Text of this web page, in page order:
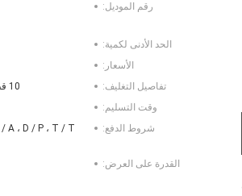
رقم الموديل:
الحد الأدنى لكمية:
الأسعار:
تفاصيل التغليف:
10 قطعة / صندوق 40 صندوق / كرتون
وقت التسليم:
شروط الدفع:
القدرة على العرض: